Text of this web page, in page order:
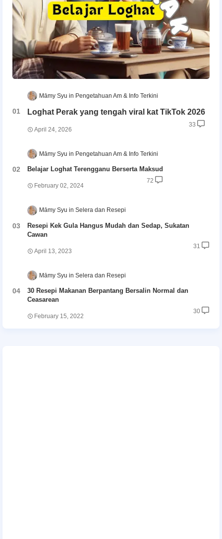
Māmy Syu Pengetahuan Am & Info Terkini
Loghat Perak yang tengah viral kat TikTok 2026
April 24, 2026
33
Māmy Syu Pengetahuan Am & Info Terkini
Belajar Loghat Terengganu Berserta Maksud
February 02, 2024
72
Māmy Syu Selera dan Resepi
Resepi Kek Gula Hangus Mudah dan Sedap, Sukatan
Cawan
April 13, 2023
31
Māmy Syu Selera dan Resepi
30 Resepi Makanan Berpantang Bersalin Normal dan
Ceasarean
February 15, 2022
30